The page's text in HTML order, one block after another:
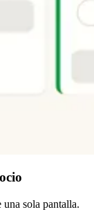
sola pantalla.